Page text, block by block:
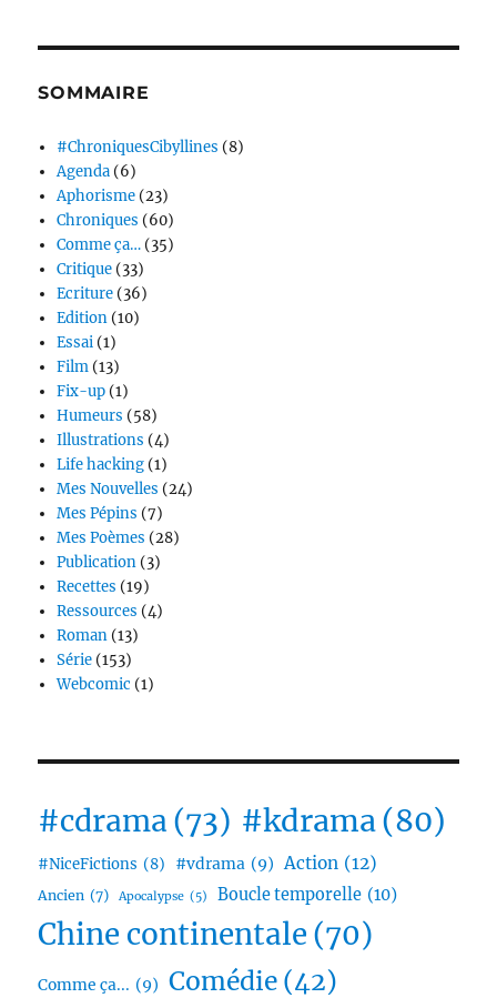
SOMMAIRE
#ChroniquesCibyllines (8)
Agenda(6)
Aphorisme(23)
Chroniques (60)
Comme ça…(35)
Critique(33)
Ecriture(36)
Edition(10)
Essai(1)
Film(13)
Fix-up(1)
Humeurs (58)
Illustrations (4)
Life hacking(1)
Mes Nouvelles (24)
Mes Pépins (7)
Mes Poèmes (28)
Publication(3)
Recettes (19)
Ressources (4)
Roman(13)
Série(153)
Webcomic (1)
#cdrama (73) #kdrama(80)
#NiceFictions (8) #vdrama (9) Action (12)
Ancien (7) Apocalypse (5) Boucle temporelle (10)
Chine continentale (70)
Comme ça... (9) Comédie (42)